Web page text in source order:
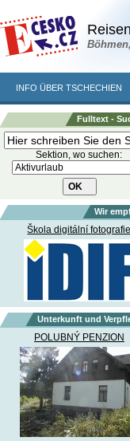
INFO ÜBER TSCHECHIEN
Fulltext -
Sektion, wo suchen:
Wir
Škola digitální fotografie
Unterkunft und
POLUBNÝ PENZION